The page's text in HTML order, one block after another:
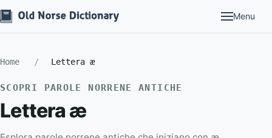
Menu
Home Lettera æ
SCOPRI PAROLE NORRENE ANTICHE
Lettera æ